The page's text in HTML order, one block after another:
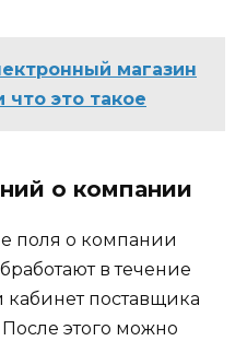
магазин
что это такое
о компании
поля о компании
в течение
поставщика
этого можно